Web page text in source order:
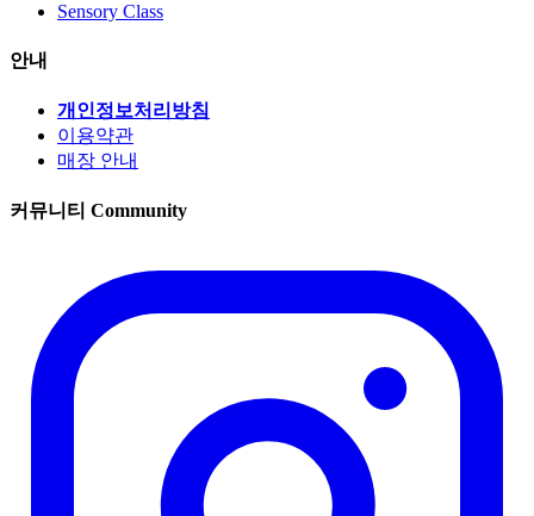
Sensory Class
안내
개인정보처리방침
이용약관
매장 안내
커뮤니티 Community